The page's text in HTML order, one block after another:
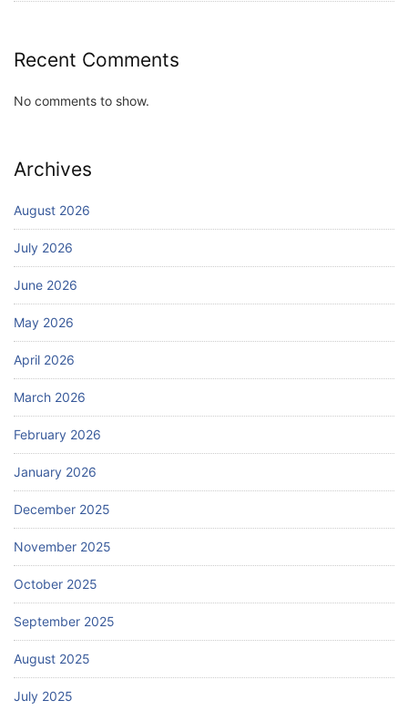
Recent Comments
No comments to show.
Archives
August 2026
July 2026
June 2026
May 2026
April 2026
March 2026
February 2026
January 2026
December 2025
November 2025
October 2025
September 2025
August 2025
July 2025